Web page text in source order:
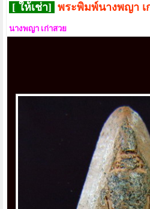
[ ให้เช่า] พระพิมพ์นางพญา
นางพญา เก่าสวย